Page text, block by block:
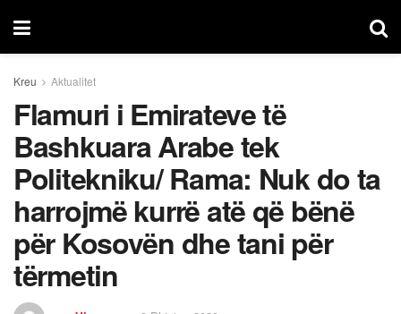
Kreu Aktualitet
Flamuri i Emirateve të
Bashkuara Arabe tek
Politekniku/ Rama: Nuk do ta
harrojmë kurrë atë që bënë
për Kosovën dhe tani për
tërmetin